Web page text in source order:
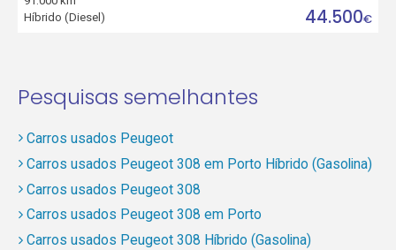
Híbrido (Diesel)
44.500€
Pesquisas semelhantes
Carros usados Peugeot
Carros usados Peugeot 308 em Porto Híbrido (Gasolina)
Carros usados Peugeot 308
Carros usados Peugeot 308 em Porto
Carros usados Peugeot 308 Híbrido (Gasolina)